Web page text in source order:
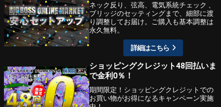
ネック反り、弦高、電気系統チェック 、
ブリッジのセッティングまで、細部に渡
り調整してお届け。ご購入も基本調整は
永久無料。
詳細はこちら
ショッピングクレジット48回払いま
で金利0％！
期間限定！ショッピングクレジットでの
お買い物がお得になるキャンペーン実施